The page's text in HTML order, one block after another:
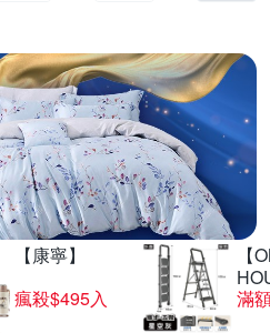
【康寧】
瘋殺$495入
【
滿